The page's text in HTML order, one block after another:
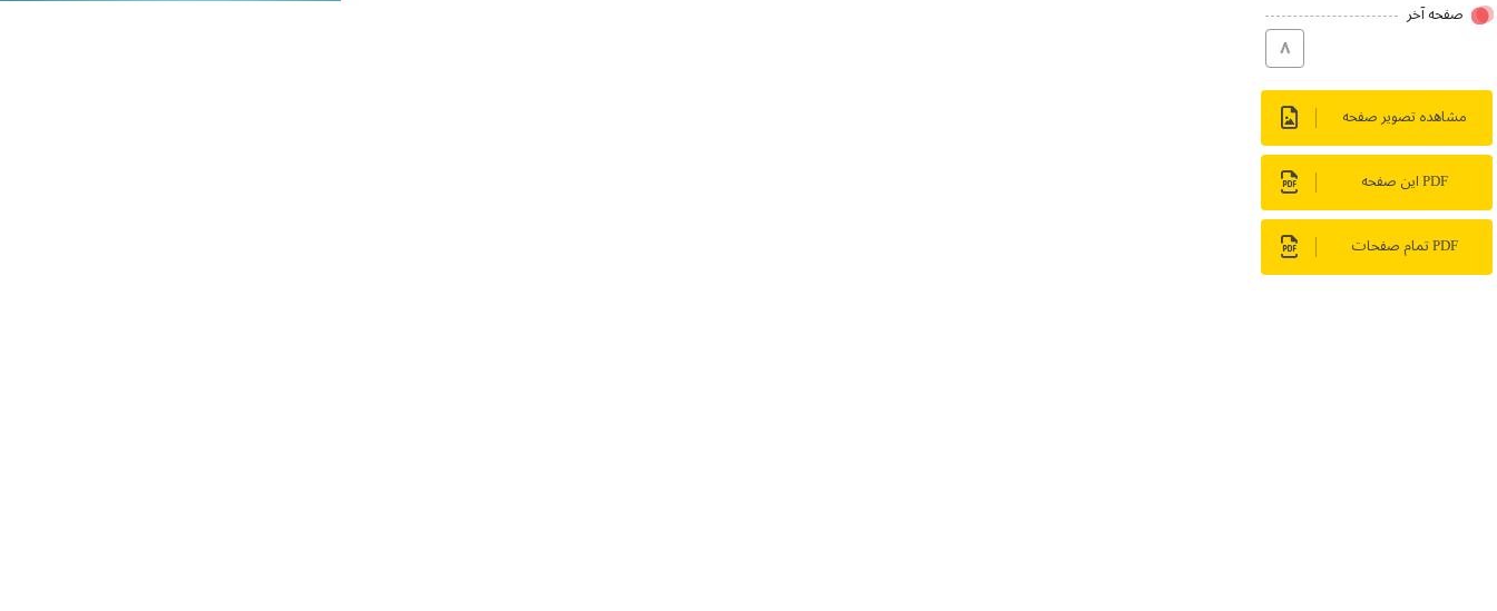
صفحه آخر
۸
مشاهده تصویر صفحه
PDF این صفحه
PDF تمام صفحات